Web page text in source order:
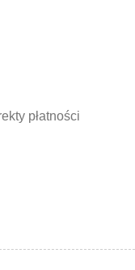
płatności